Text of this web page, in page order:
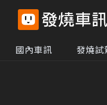
國內車訊 發燒試